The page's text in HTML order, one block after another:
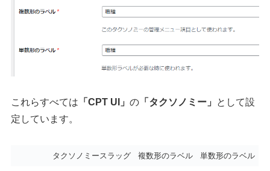
これらすべては 「CPT UI」の 「タクソノミー」
として設
定しています。
タクソノミースラッグ 複数形のラベル 単数形のラベル